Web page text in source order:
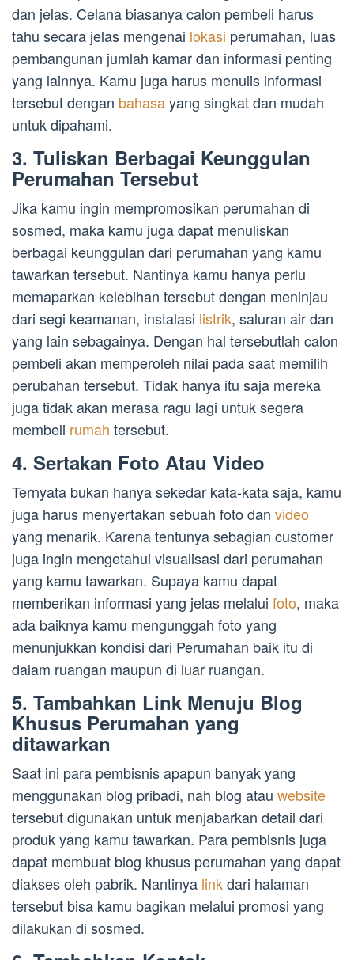
dan jelas. Celana biasanya calon pembeli harus
tahu secara jelas mengenai lokasi perumahan, luas
pembangunan jumlah kamar dan informasi penting
yang lainnya. Kamu juga harus menulis informasi
tersebut dengan bahasayang singkat dan mudah
untuk dipahami.
3. Tuliskan Berbagai Keunggulan
Perumahan Tersebut
Jika kamu ingin mempromosikan perumahan di
sosmed, maka kamu juga dapat menuliskan
berbagai keunggulan dari perumahan yang kamu
tawarkan tersebut. Nantinya kamu hanya perlu
memaparkan kelebihan tersebut dengan meninjau
dari segi keamanan, instalasi listrik, saluran air dan
yang lain sebagainya. Dengan hal tersebutlah calon
pembeli akan memperoleh nilai pada saat memilih
perubahan tersebut. Tidak hanya itu saja mereka
juga tidak akan merasa ragu lagi untuk segera
membeli rumah tersebut.
4. Sertakan Foto Atau Video
Ternyata bukan hanya sekedar kata-kata saja, kamu
juga harus menyertakan sebuah foto dan video
yang menarik. Karena tentunya sebagian customer
juga ingin mengetahui visualisasi dari perumahan
yang kamu tawarkan. Supaya kamu dapat
memberikan informasi yang jelas melalui foto, maka
ada baiknya kamu mengunggah foto yang
menunjukkan kondisi dari Perumahan baik itu di
dalam ruangan maupun di luar ruangan.
5. Tambahkan Link Menuju Blog
Khusus Perumahan yang
ditawarkan
Saat ini para pembisnis apapun banyak yang
menggunakan blog pribadi, nah blog atau website
tersebut digunakan untuk menjabarkan detail dari
produk yang kamu tawarkan. Para pembisnis juga
dapat membuat blog khusus perumahan yang dapat
diakses oleh pabrik. Nantinya linkdari halaman
tersebut bisa kamu bagikan melalui promosi yang
dilakukan di sosmed.